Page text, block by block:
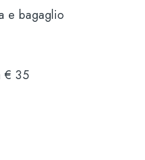
e bagaglio
€ 35